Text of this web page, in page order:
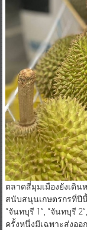
ตลาดสี่มุมเมืองยังเดิน
สนับสนุนเกษตรกรที่ปี
“จันทบุรี 1”, “จันทบุรี
ครั้งหนึ่งมีเฉพาะส่งออ